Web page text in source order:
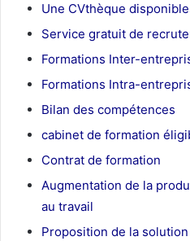
Une CVthèque
Service gratuit de
Formations Inter-
Formations Intra-
Bilan des compétences
cabinet de formation
Contrat de formation
Augmentation de la
au travail
Proposition de la